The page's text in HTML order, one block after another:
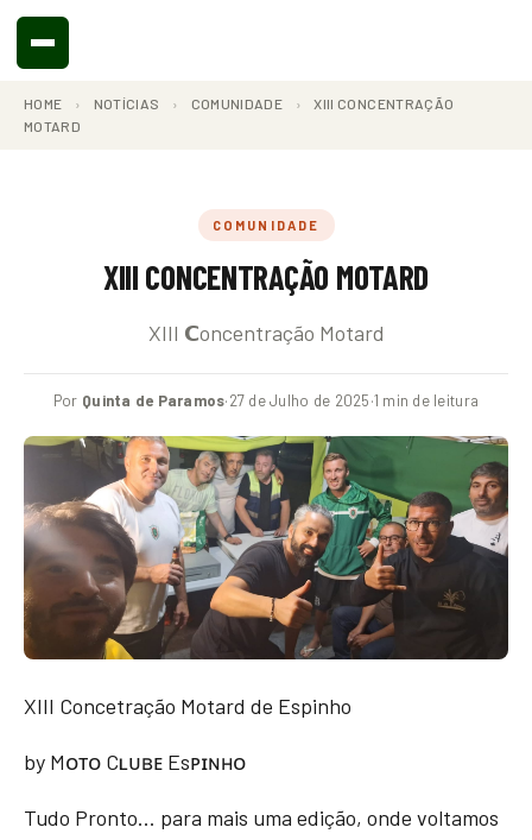
HOME › NOTÍCIAS › COMUNIDADE ›
XIII CONCENTRAÇÃO
MOTARD
COMUNIDADE
XIII CONCENTRAÇÃO MOTARD
XIII 𝗖oncentração Motard
Por Quinta de Paramos·27 de Julho de 2025·1 min de leitura
XIII Concetração Motard de Espinho
by Mᴏᴛᴏ Cʟᴜʙᴇ Esᴘɪɴʜᴏ
Tudo Pronto... para mais uma edição, onde voltamos